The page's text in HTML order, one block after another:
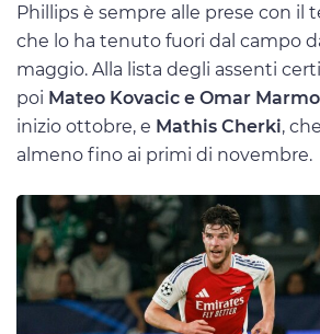
Phillips è sempre alle prese con il
che lo ha tenuto fuori dal campo
maggio. Alla lista degli assenti
poi Mateo Kovacic e Omar
inizio ottobre, e Mathis Cherki,
almeno fino ai primi di novembre.